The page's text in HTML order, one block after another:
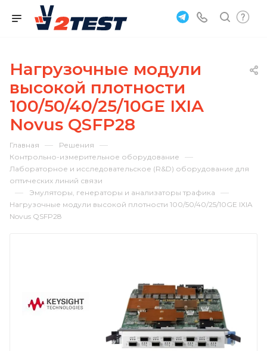
Нагрузочные модули
высокой плотности
100/50/40/25/10GE IXIA
Novus QSFP28
Главная — Решения —
Контрольно-измерительное оборудование —
Лабораторное и исследовательское (R&D) оборудование для
оптических линий связи
— Эмуляторы, генераторы и анализаторы трафика —
Нагрузочные модули высокой плотности 100/50/40/25/10GE IXIA
Novus QSFP28